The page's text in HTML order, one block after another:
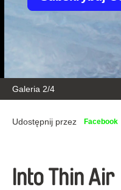
Galeria 2/4
Udostępnij przez Facebook
Into Thin Air